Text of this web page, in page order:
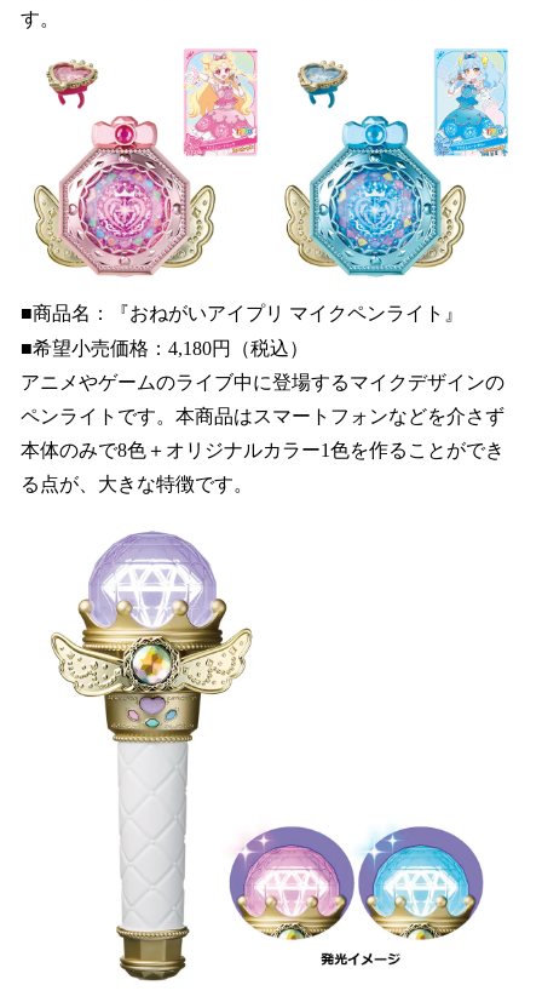
す。
■商品名：『おねがいアイプリ マイクペンライト』
■希望小売価格：4,180円（税込）
アニメやゲームのライブ中に登場するマイクデザインの
ペンライトです。本商品はスマートフォンなどを介さず
本体のみで8色＋オリジナルカラー1色を作ることができ
る点が、大きな特徴です。